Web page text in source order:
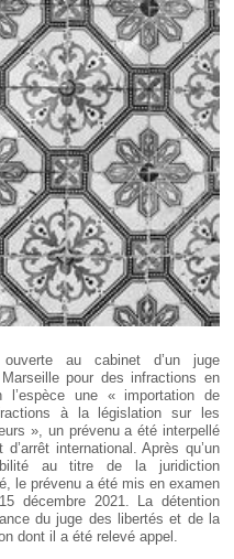
au cabinet d’un juge
pour des infractions en
une « importation de
à la législation sur les
», un prévenu a été interpellé
international. Après qu’un
au titre de la juridiction
le prévenu a été mis en examen
décembre 2021. La détention
du juge des libertés et de la
dont il a été relevé appel.